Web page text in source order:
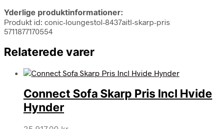
Yderlige produktinformationer:
Produkt id: conic-loungestol-8437aitl-skarp-pris
5711877170554
Relaterede varer
Connect Sofa Skarp Pris Incl Hvide
Hynder